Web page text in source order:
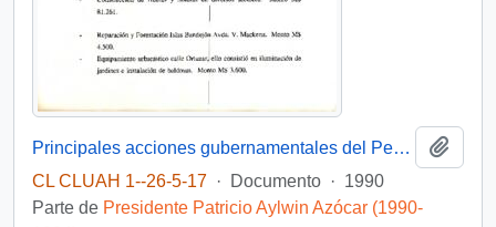
Principales acciones gubernamentales del Período 1990-1993 Comuna de Melipilla
CL CLUAH 1--26-5-17 · Documento · 1990
Parte de Presidente Patricio Aylwin Azócar (1990-